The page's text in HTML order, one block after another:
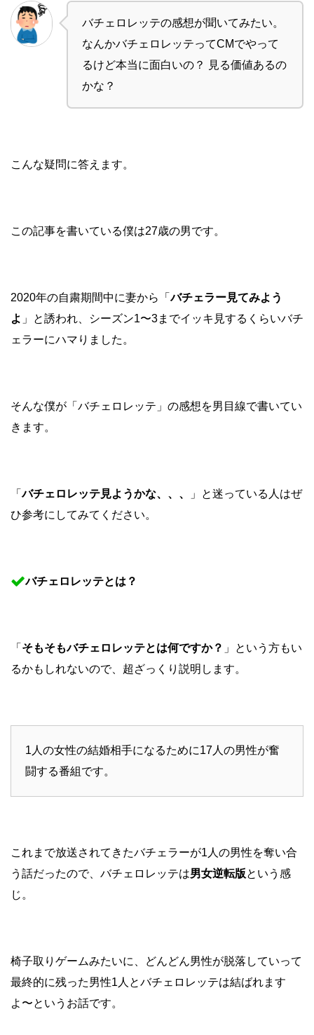
バチェロレッテの感想が聞いてみたい。
なんかバチェロレッテってCMでやって
るけど本当に面白いの？
見る価値あるの
かな？
こんな疑問に答えます。
この記事を書いている僕は27歳の男です。
2020年の自粛期間中に妻から「バチェラー見てみよう
よ 」と誘われ、シーズン1〜3までイッキ見するくらいバチ
ェラーにハマりました。
そんな僕が「バチェロレッテ」の感想を男目線で書いてい
きます。
「バチェロレッテ見ようかな、、、
」と迷っている人はぜ
ひ参考にしてみてください。
バチェロレッテとは？
「 そもそもバチェロレッテとは何ですか？ 」という方もい
るかもしれないので、超ざっくり説明します。
1人の女性の結婚相手になるために17人の男性が奮
闘する番組です。
これまで放送されてきたバチェラーが1人の男性を奪い合
う話だったので、バチェロレッテは男女逆転版という感
じ。
椅子取りゲームみたいに、どんどん男性が脱落していって
最終的に残った男性1人とバチェロレッテは結ばれます
よ〜というお話です。